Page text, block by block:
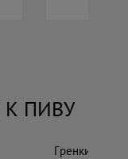
К ПИВУ
Гренки